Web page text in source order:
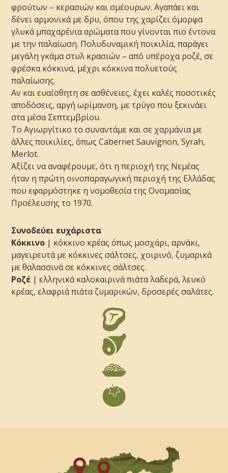
φρούτων – κερασιών και σμέουρων. Αγαπάει και
δένει αρμονικά με δρυ, όπου της χαρίζει όμορφα
γλυκά μπαχαρένια αρώματα που γίνονται πιο έντονα
με την παλαίωση. Πολυδυναμική ποικιλία, παράγει
μεγάλη γκάμα στυλ κρασιών – από υπέροχα ροζέ, σε
φρέσκα κόκκινα, μέχρι κόκκινα πολυετούς
παλαίωσης.
Αν και ευαίσθητη σε ασθένειες, έχει καλές ποσοτικές
αποδόσεις, αργή ωρίμανση, με τρύγο που ξεκινάει
στα μέσα Σεπτεμβρίου.
Το Αγιωργίτικο το συναντάμε και σε χαρμάνια με
άλλες ποικιλίες, όπως Cabernet Sauvignon, Syrah,
Merlot.
Αξίζει να αναφέρουμε, ότι η περιοχή της Νεμέας
ήταν η πρώτη οινοπαραγωγική περιοχή της Ελλάδας
που εφαρμόστηκε η νομοθεσία της Ονομασίας
Προέλευσης το 1970.
Συνοδεύει ευχάριστα
Kόκκινο | κόκκινο κρέας όπως μοσχάρι, αρνάκι,
μαγειρευτά με κόκκινες σάλτσες, χοιρινό, ζυμαρικά
με θαλασσινά σε κόκκινες σάλτσες.
Pοζέ | ελληνικά καλοκαιρινά πιάτα λαδερά, λευκό
κρέας, ελαφριά πιάτα ζυμαρικών, δροσερές σαλάτες.